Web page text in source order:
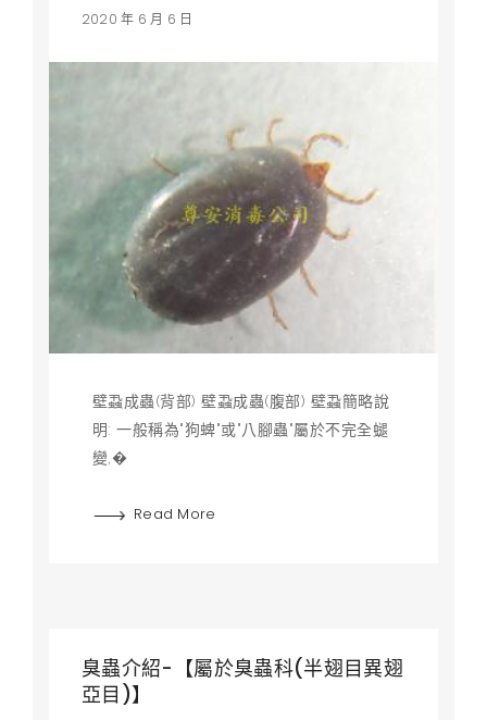
2020 年 6 月 6 日
壁蝨成蟲(背部) 壁蝨成蟲(腹部) 壁蝨簡略說
明: 一般稱為"狗蜱"或"八腳蟲"屬於不完全螁
變,�
Read More
臭蟲介紹-【屬於臭蟲科(半翅目異翅
亞目)】